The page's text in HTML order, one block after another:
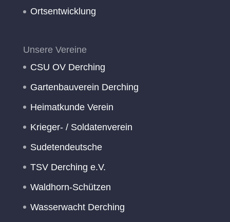
Ortsentwicklung
Unsere Vereine
CSU OV Derching
Gartenbauverein Derching
Heimatkunde Verein
Krieger- / Soldatenverein
Sudetendeutsche
TSV Derching e.V.
Waldhorn-Schützen
Wasserwacht Derching